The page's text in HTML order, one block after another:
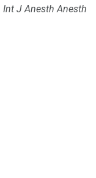
Int J Anesth Anesth.